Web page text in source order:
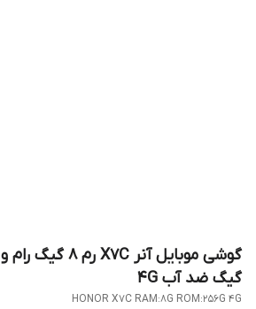
گیگ ضد آب 4G
HONOR X7C RAM:8G ROM:256G 4G